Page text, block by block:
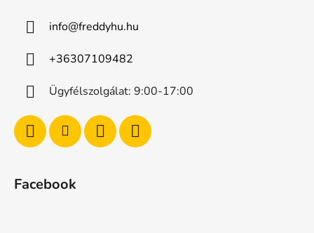
info@freddyhu.hu
+36307109482
Ügyfélszolgálat: 9:00-17:00
Facebook